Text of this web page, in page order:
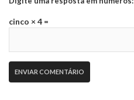
cinco × 4 =